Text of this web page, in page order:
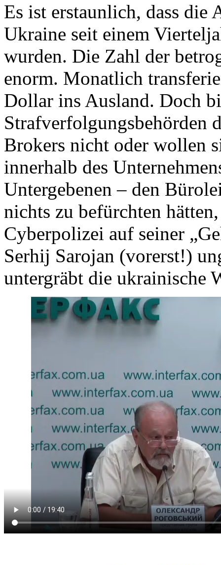
Es ist erstaunlich, dass
Ukraine seit einem
wurden. Die Zahl der
enorm. Monatlich
Dollar ins Ausland. Doch
Strafverfolgungsbehörden
Brokers nicht oder wollen
innerhalb des
Untergebenen – den
nichts zu befürchten
Cyberpolizei auf seiner
Serhij Sarojan (vorerst!)
untergräbt die ukrainische